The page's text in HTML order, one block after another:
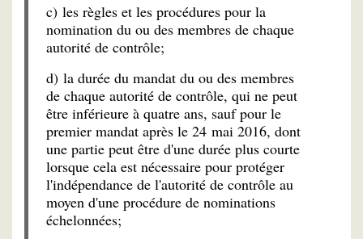
c) les règles et les procédures pour la
nomination du ou des membres de chaque
autorité de contrôle;
d) la durée du mandat du ou des membres
de chaque autorité de contrôle, qui ne peut
être inférieure à quatre ans, sauf pour le
premier mandat après le 24 mai 2016, dont
une partie peut être d'une durée plus courte
lorsque cela est nécessaire pour protéger
l'indépendance de l'autorité de contrôle au
moyen d'une procédure de nominations
échelonnées;